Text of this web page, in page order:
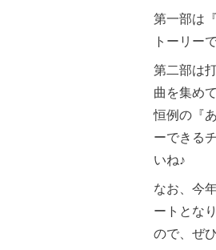
第一部は
トーリー
第二部は
曲を集め
恒例の『
ーできる
いね♪
なお、今
ートとな
ので、ぜ